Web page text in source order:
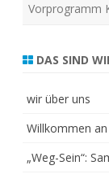
Vorprogramm
DAS SIND
wir über uns
Willkommen
„Weg-Sein“: